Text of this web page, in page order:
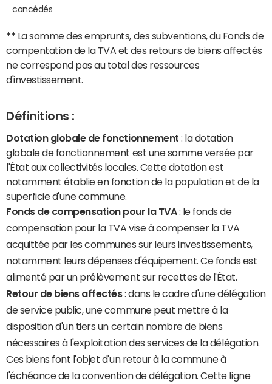
concédés
** La somme des emprunts, des subventions, du Fonds de
compentation de la TVA et des retours de biens affectés
ne correspond pas au total des ressources
d'investissement.
Définitions :
Dotation globale de fonctionnement : la dotation
globale de fonctionnement est une somme versée par
l'État aux collectivités locales. Cette dotation est
notamment établie en fonction de la population et de la
superficie d'une commune.
Fonds de compensation pour la TVA: le fonds de
compensation pour la TVA vise à compenser la TVA
acquittée par les communes sur leurs investissements,
notamment leurs dépenses d'équipement. Ce fonds est
alimenté par un prélèvement sur recettes de l'État.
Retour de biens affectés: dans le cadre d'une délégation
de service public, une commune peut mettre à la
disposition d'un tiers un certain nombre de biens
nécessaires à l'exploitation des services de la délégation.
Ces biens font l'objet d'un retour à la commune à
l'échéance de la convention de délégation. Cette ligne